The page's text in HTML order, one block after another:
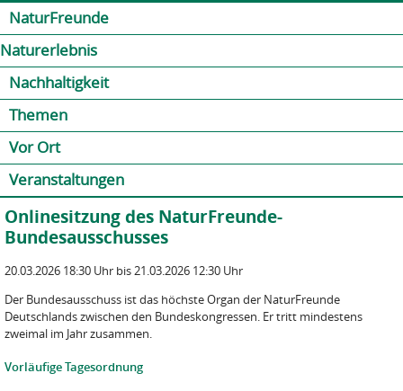
NaturFreunde
Naturerlebnis
Nachhaltigkeit
Themen
Vor Ort
Veranstaltungen
Onlinesitzung des NaturFreunde-
Bundesausschusses
20.03.2026 18:30 Uhr bis 21.03.2026 12:30 Uhr
Der Bundesausschuss ist das höchste Organ der NaturFreunde
Deutschlands zwischen den Bundeskongressen. Er tritt mindestens
zweimal im Jahr zusammen.
Vorläufige Tagesordnung